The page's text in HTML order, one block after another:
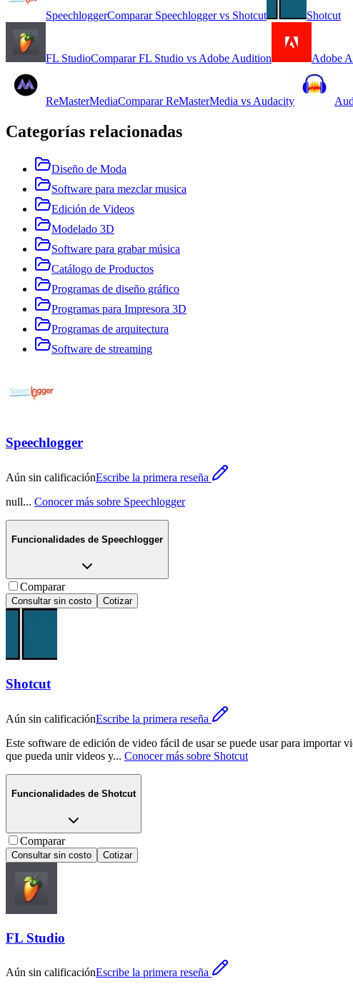
SpeechloggerComparar Speechloggervs Shotcut Shotcut
FL StudioComparar FL Studio vsAdobe Audition Adobe
ReMasterMediaComparar ReMasterMedia vsAudacity
Categorías relacionadas
Diseño de Moda
Software para mezclar musica
Edición de Videos
Modelado 3D
Software para grabar música
Catálogo de Productos
Programas de diseño gráfico
Programas para Impresora 3D
Programas de arquitectura
Software de streaming
Speechlogger
Aún sin calificaciónEscribe la primera reseña
null... Conocer más sobre Speechlogger
Funcionalidades de Speechlogger
Comparar
Consultar sin costo Cotizar
Shotcut
Aún sin calificaciónEscribe la primera reseña
Este software de edición de video fácil de usar se puede usar para importar
que pueda unir videos y... Conocer más sobre Shotcut
Funcionalidades de Shotcut
Comparar
Consultar sin costo Cotizar
FL Studio
Aún sin calificaciónEscribe la primera reseña